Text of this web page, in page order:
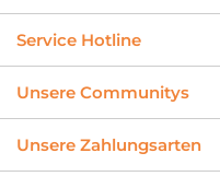
Service Hotline
Unsere Communitys
Unsere Zahlungsarten